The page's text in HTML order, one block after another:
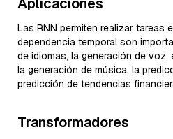
Las RNN permiten realizar tareas
dependencia temporal son
de idiomas, la generación de
la generación de música, la
predicción de tendencias
Transformadores